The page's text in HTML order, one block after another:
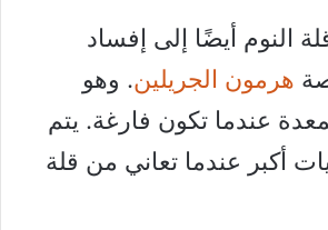
النوم أيضًا إلى إفساد
هرمون الجريلين. وهو
عندما تكون فارغة. يتم
أكبر عندما تعاني من قلة